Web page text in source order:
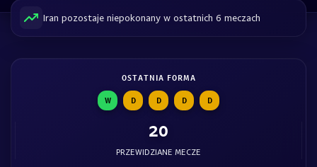
Iran pozostaje niepokonany w ostatnich 6 meczach
OSTATNIA FORMA
W D D D D
20
PRZEWIDZIANE MECZE